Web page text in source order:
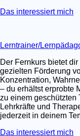
Das interessiert mich
Lerntrainer/
Der Fernkurs bietet
gezielten Förderung
Konzentration,
– du erhältst erprobte
zu einem geschützten
Lehrkräfte und
jederzeit in deinem
Das interessiert mich